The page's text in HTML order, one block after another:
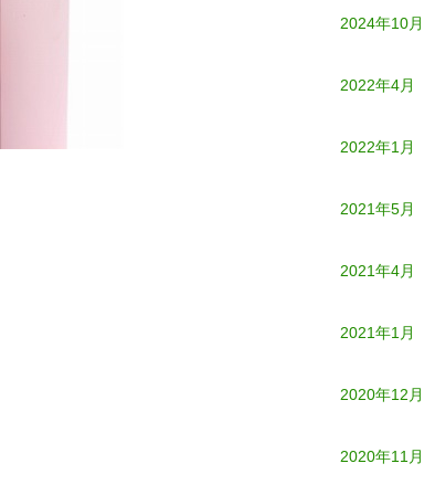
2024年10月
2022年4月
2022年1月
2021年5月
2021年4月
2021年1月
2020年12月
2020年11月